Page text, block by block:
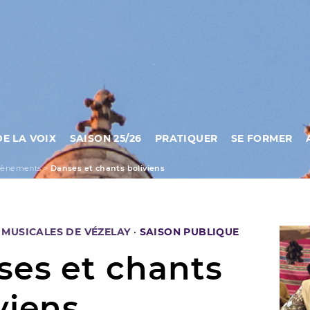
LA VOIX SAISON 25/26 PRATIQUER SE FORMER
>Danses et chants boliviens
DE VÉZELAY· SAISON PUBLIQUE
et chants